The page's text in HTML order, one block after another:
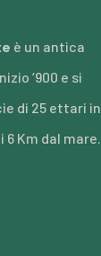
è un antica
‘900 e si
di 25 ettari in
6 Km dal mare.